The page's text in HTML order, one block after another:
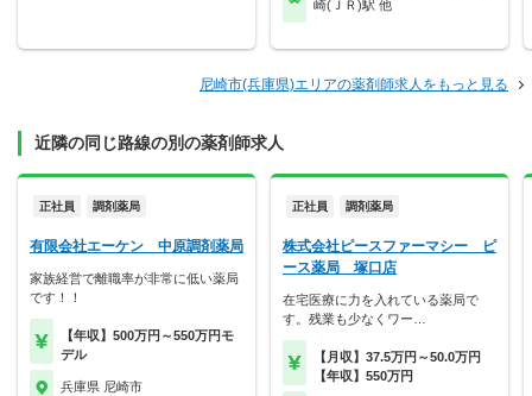
崎(ＪＲ)駅 他
尼崎市(兵庫県)エリアの薬剤師求人をもっと見る
近隣の同じ路線の別の薬剤師求人
正社員 調剤薬局
有限会社エーケン 中原調剤薬局
家族経営で離職率が非常に低い薬局
です！！
【年収】500万円～550万円モ
デル
兵庫県 尼崎市
正社員 調剤薬局
株式会社ピースファーマシー ピ
ース薬局 塚口店
在宅医療に力を入れている薬局で
す。残業も少なくワー…
【月収】37.5万円～50.0万円
【年収】550万円